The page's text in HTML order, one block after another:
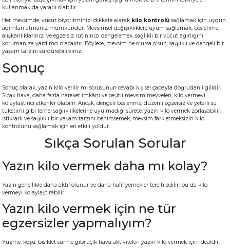
kullanmak da yararlı olabilir.
Her mevsimde, vücut biyoritminizi dikkate alarak kilo kontrolü sağlamak için uygun
adımları atmanız mümkündür. Mevsimsel değişikliklere uyum sağlamak, beslenme
alışkanlıklarınızı ve egzersiz rutininizi dengelemek, sağlıklı bir vücut ağırlığını
korumanıza yardımcı olacaktır. Böylece, mevsim ne olursa olsun, sağlıklı ve dengeli bir
yaşam tarzını sürdürebilirsiniz.
Sonuç
Sonuç olarak, yazın kilo verilir mi sorusunun cevabı kişisel çabayla doğrudan ilgilidir.
Sıcak hava, daha fazla hareket imkânı ve çeşitli mevsim meyveleri, kilo vermeyi
kolaylaştırıcı etkenler olabilir. Ancak, dengeli beslenme, düzenli egzersiz ve yeterli su
tüketimi gibi temel sağlık ilkelerine uyulmadığı sürece, yazın kilo vermek zorlaşabilir.
İstikrarlı ve sağlıklı bir yaşam tarzını benimsemek, mevsim fark etmeksizin kilo
kontrolünü sağlamak için en etkili yoldur.
Sıkça Sorulan Sorular
Yazın kilo vermek daha mı kolay?
Yazın genellikle daha aktif olunur ve daha hafif yemekler tercih edilir, bu da kilo
vermeyi kolaylaştırabilir.
Yazın kilo vermek için ne tür
egzersizler yapmalıyım?
Yüzme, koşu, bisiklet sürme gibi açık hava aktiviteleri yazın kilo vermek için idealdir.